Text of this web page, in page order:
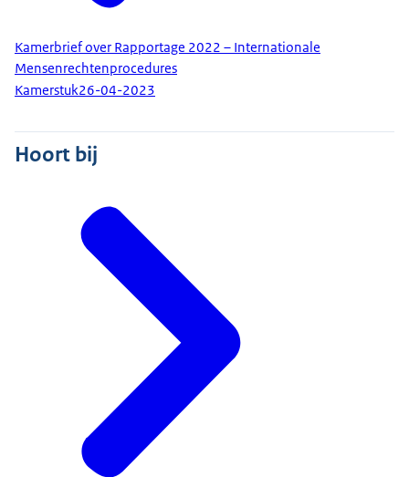
Kamerbrief over Rapportage 2022 – Internationale
Mensenrechtenprocedures
Kamerstuk26-04-2023
Hoort bij